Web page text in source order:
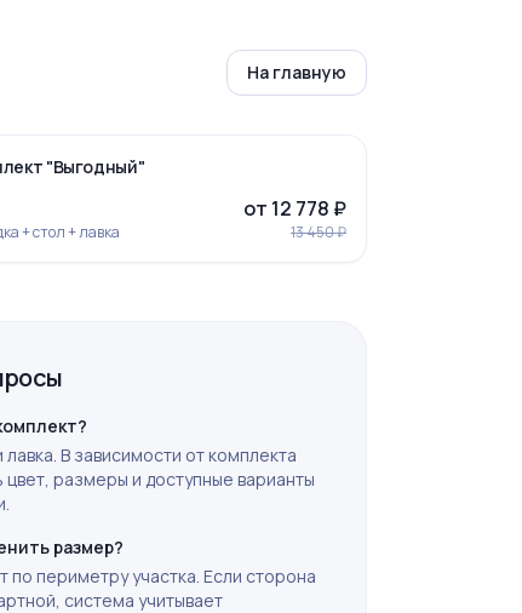
На главную
"Выгодный"
+ стол + лавка
от 12 778 ₽
13 450 ₽
лавка. В зависимости от комплекта
размеры и доступные варианты
размер?
по периметру участка. Если сторона
система учитывает